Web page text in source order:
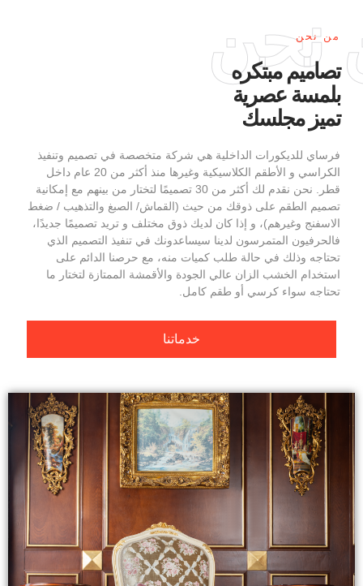
من نحن
تصاميم مبتكره
بلمسة عصرية
تميز مجلسك
فرساي للديكورات الداخلية هي شركة متخصصة في تصميم وتنفيذ
الكراسي و الأطقم الكلاسيكية وغيرها منذ أكثر من 20 عام داخل
قطر. نحن نقدم لك أكثر من 30 تصميمًا لتختار من بينهم مع إمكانية
تصميم الطقم على ذوقك من حيث (القماش/ الصبغ والتذهيب / ضغط
الاسفنج وغيرهم)، و إذا كان لديك ذوق مختلف و تريد تصميمًا جديدًا،
فالحرفيون المتمرسون لدينا سيساعدونك في تنفيذ التصميم الذي
تحتاجه وذلك في حالة طلب كميات منه، مع حرصنا الدائم على
استخدام الخشب الزان عالي الجودة والأقمشة الممتازة لتختار ما
تحتاجه سواء كرسي أو طقم كامل.
خدماتنا